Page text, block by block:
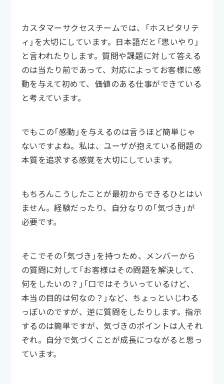
カスタマーサクセスチームでは、「ホスピタリテ
ィ」を大切にしています。日本語だと「思いやり」
と言われたりします。質問や課題に対して答える
のは当たり前であって、対応によってお客様に感
動を与えて初めて、価値のある仕事ができている
と考えています。
でもこの「感動」を与えるのは言うほど簡単じゃ
ないですよね。私は、ユーザが抱えている問題の
本質を追求する感覚を大切にしています。
もちろんこうしたことが最初からできるひとはい
ません。経験だったり、自分なりの「気づき」が
必要です。
そこでその「気づき」を持つため、メンバーから
の質問に対して「お客様はその問題を解決して、
何をしたいの？」「口ではそういっているけど、
本当の目的は何なの？」など、ちょっといじわる
っぽいのですが、逆に質問をしたりします。指示
するのは簡単ですが、気づきのポイントは人それ
ぞれ。自分で気づくことが成長につながると思っ
ています。